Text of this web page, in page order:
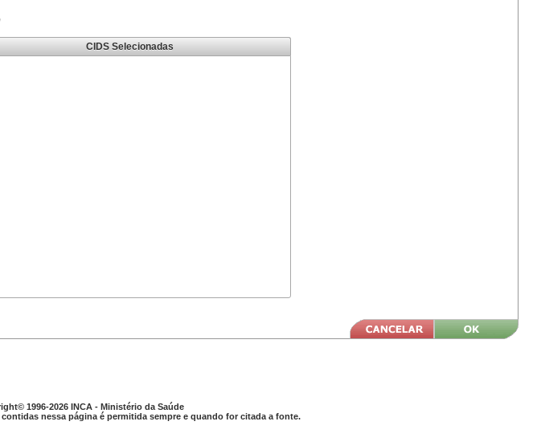
CIDS Selecionadas
1996-2026 INCA - Ministério da Saúde
nessa página é permitida sempre e quando for citada a fonte.